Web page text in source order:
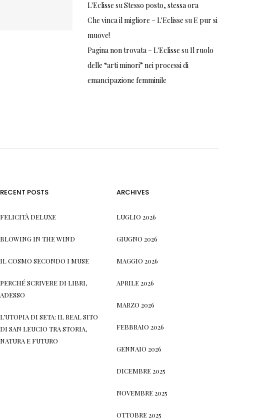
L'Eclisse suStesso posto, stessa ora
Che vinca il migliore – L'Eclisse suE pur si
muove!
Pagina non trovata – L'Eclisse suIl ruolo
delle “arti minori” nei processi di
emancipazione femminile
RECENT POSTS
FELICITÀ DELUXE
BLOWING IN THE WIND
IL COSMO SECONDO I MUSE
PERCHÉ SCRIVERE DI LIBRI,
ADESSO
L’UTOPIA DI SETA: IL REAL SITO
DI SAN LEUCIO TRA STORIA,
NATURA E FUTURO
ARCHIVES
LUGLIO 2026
GIUGNO 2026
MAGGIO 2026
APRILE 2026
MARZO 2026
FEBBRAIO 2026
GENNAIO 2026
DICEMBRE 2025
NOVEMBRE 2025
OTTOBRE 2025